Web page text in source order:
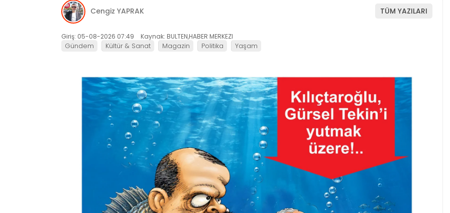
Cengiz YAPRAK TÜM YAZILARI
Giriş: 05-08-2026 07:49 Kaynak: BULTEN,HABER MERKEZI
Gündem Kültür & Sanat Magazin Politika Yaşam